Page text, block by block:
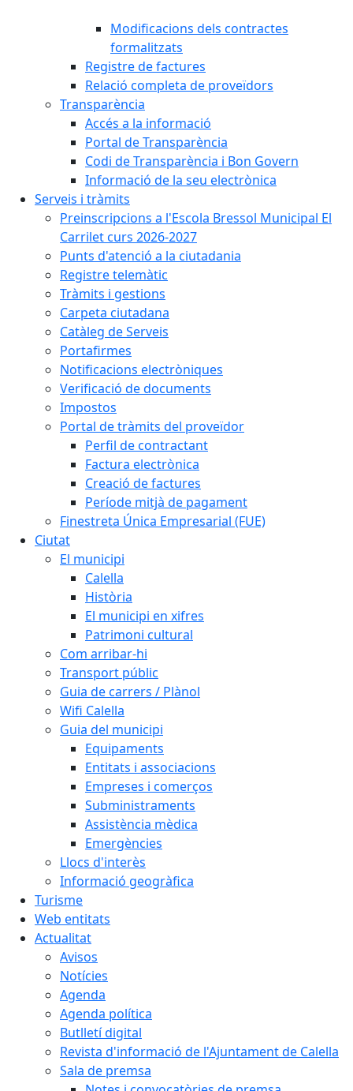
Modificacions dels contractes
formalitzats
Registre de factures
Relació completa de proveïdors
Transparència
Accés a la informació
Portal de Transparència
Codi de Transparència i Bon Govern
Informació de la seu electrònica
Serveis i tràmits
Preinscripcions a l'Escola Bressol Municipal El
Carrilet curs 2026-2027
Punts d'atenció a la ciutadania
Registre telemàtic
Tràmits i gestions
Carpeta ciutadana
Catàleg de Serveis
Portafirmes
Notificacions electròniques
Verificació de documents
Impostos
Portal de tràmits del proveïdor
Perfil de contractant
Factura electrònica
Creació de factures
Període mitjà de pagament
Finestreta Única Empresarial (FUE)
Ciutat
El municipi
Calella
Història
El municipi en xifres
Patrimoni cultural
Com arribar-hi
Transport públic
Guia de carrers / Plànol
Wifi Calella
Guia del municipi
Equipaments
Entitats i associacions
Empreses i comerços
Subministraments
Assistència mèdica
Emergències
Llocs d'interès
Informació geogràfica
Turisme
Web entitats
Actualitat
Avisos
Notícies
Agenda
Agenda política
Butlletí digital
Revista d'informació de l'Ajuntament de Calella
Sala de premsa